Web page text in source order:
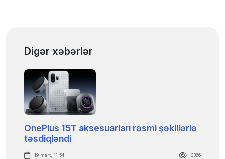
Digər xəbərlər
OnePlus 15T aksesuarları rəsmi şəkillərlə
təsdiqləndi
19 mart, 11:54 3366